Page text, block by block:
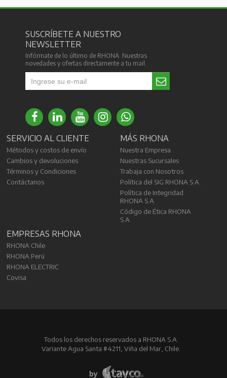
SUSCRÍBETE A NUESTRO
NEWSLETTER
Infórmate de lo último de RHONA. Nuestras
novedades y ofertas directamente a tu mail.
SERVICIO AL CLIENTE
Métodos y costos de envío
Cambios y devoluciones
Términos y Condiciones
Contáctanos
MÁS RHONA
Nuestra Empresa
Nuestras Sucursales
Trabaja con Nosotros
Política del SIG RHONA S.A.
Política de Integridad
RHONA S.A.
Código de Ética RHONA
S.A.
EMPRESAS RHONA
RHONA Chile
RHONA Perú
RHONA ELECTRIC
Covisa
Todos los derechos reservados a RHONA S.A.
Variante Agua Santa #4211, Viña del Mar, Chile.